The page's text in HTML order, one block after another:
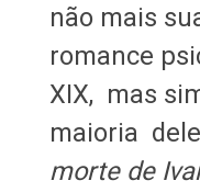
não mais
romance
XIX, mas
maioria
morte de